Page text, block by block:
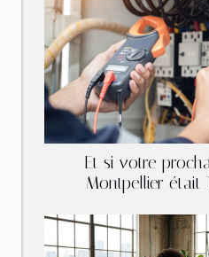
Et si votre
Montpellier était